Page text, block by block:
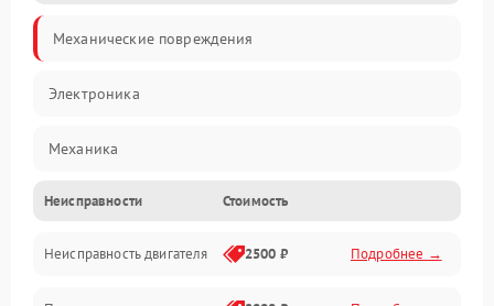
Механические повреждения
Электроника
Механика
Трансмиссия
Электропитание
Неисправности Стоимость
Неисправность двигателя 2500 ₽ Подробнее →